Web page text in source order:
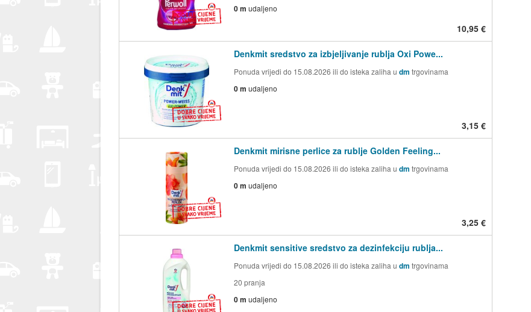
0 m udaljeno
10,95 €
Denkmit sredstvo za izbjeljivanje rublja Oxi Powe...
Ponuda vrijedi do 15.08.2026 ili do isteka zaliha u dm trgovinama
0 m udaljeno
3,15 €
Denkmit mirisne perlice za rublje Golden Feeling...
Ponuda vrijedi do 15.08.2026 ili do isteka zaliha u dm trgovinama
0 m udaljeno
3,25 €
Denkmit sensitive sredstvo za dezinfekciju rublja...
Ponuda vrijedi do 15.08.2026 ili do isteka zaliha u dm trgovinama
20 pranja
0 m udaljeno